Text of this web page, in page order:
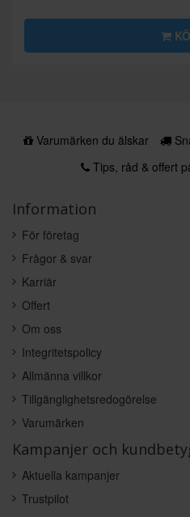
Varumärken du älskar
Tips, råd & offert
Information
För företag
Frågor & svar
Karriär
Offert
Om oss
Integritetspolicy
Allmänna villkor
Tillgänglighetsredogörelse
Varumärken
Kampanjer och
Aktuella kampanjer
Trustpilot